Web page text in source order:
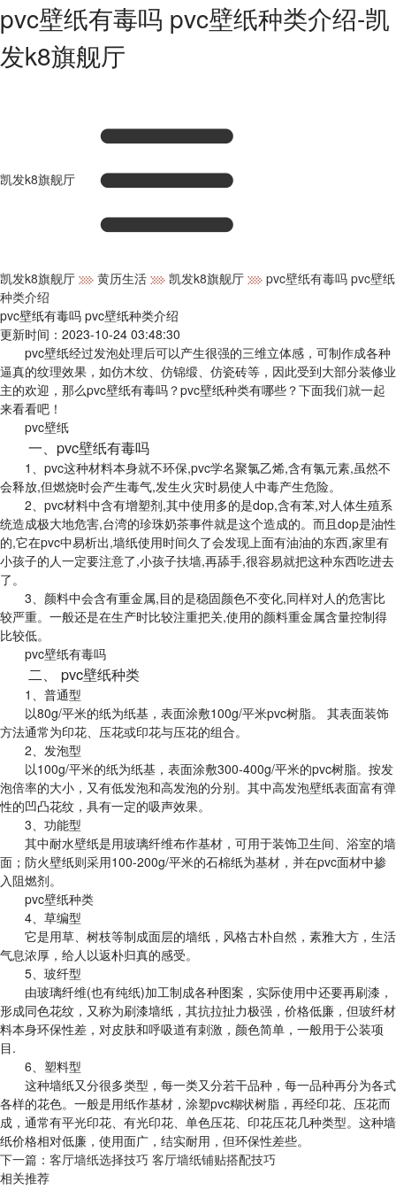
pvc壁纸有毒吗 pvc壁纸种类介绍-凯
发k8旗舰厅
凯发k8旗舰厅
凯发k8旗舰厅 黄历生活 凯发k8旗舰厅
pvc壁纸有毒吗 pvc壁纸
种类介绍
pvc壁纸有毒吗 pvc壁纸种类介绍
更新时间：2023-10-24 03:48:30
pvc壁纸经过发泡处理后可以产生很强的三维立体感，可制作成各种
逼真的纹理效果，如仿木纹、仿锦缎、仿瓷砖等，因此受到大部分装修业
主的欢迎，那么pvc壁纸有毒吗？pvc壁纸种类有哪些？下面我们就一起
来看看吧！
pvc壁纸
一、pvc壁纸有毒吗
1、pvc这种材料本身就不环保,pvc学名聚氯乙烯,含有氯元素,虽然不
会释放,但燃烧时会产生毒气,发生火灾时易使人中毒产生危险。
2、pvc材料中含有增塑剂,其中使用多的是dop,含有苯,对人体生殖系
统造成极大地危害,台湾的珍珠奶茶事件就是这个造成的。而且dop是油性
的,它在pvc中易析出,墙纸使用时间久了会发现上面有油油的东西,家里有
小孩子的人一定要注意了,小孩子扶墙,再舔手,很容易就把这种东西吃进去
了。
3、颜料中会含有重金属,目的是稳固颜色不变化,同样对人的危害比
较严重。一般还是在生产时比较注重把关,使用的颜料重金属含量控制得
比较低。
pvc壁纸有毒吗
二、 pvc壁纸种类
1、普通型
以80g/平米的纸为纸基，表面涂敷100g/平米pvc树脂。 其表面装饰
方法通常为印花、压花或印花与压花的组合。
2、发泡型
以100g/平米的纸为纸基，表面涂敷300-400g/平米的pvc树脂。按发
泡倍率的大小，又有低发泡和高发泡的分别。其中高发泡壁纸表面富有弹
性的凹凸花纹，具有一定的吸声效果。
3、功能型
其中耐水壁纸是用玻璃纤维布作基材，可用于装饰卫生间、浴室的墙
面；防火壁纸则采用100-200g/平米的石棉纸为基材，并在pvc面材中掺
入阻燃剂。
pvc壁纸种类
4、草编型
它是用草、树枝等制成面层的墙纸，风格古朴自然，素雅大方，生活
气息浓厚，给人以返朴归真的感受。
5、玻纤型
由玻璃纤维(也有纯纸)加工制成各种图案，实际使用中还要再刷漆，
形成同色花纹，又称为刷漆墙纸，其抗拉扯力极强，价格低廉，但玻纤材
料本身环保性差，对皮肤和呼吸道有刺激，颜色简单，一般用于公装项
目.
6、塑料型
这种墙纸又分很多类型，每一类又分若干品种，每一品种再分为各式
各样的花色。一般是用纸作基材，涂塑pvc糊状树脂，再经印花、压花而
成，通常有平光印花、有光印花、单色压花、印花压花几种类型。这种墙
纸价格相对低廉，使用面广，结实耐用，但环保性差些。
下一篇： 客厅墙纸选择技巧 客厅墙纸铺贴搭配技巧
相关推荐